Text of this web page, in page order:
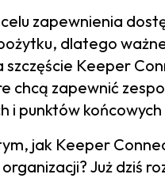
zapewnienia
dlatego
szczęście Keeper
chcą zapewnić
i punktów końcowych
jak Keeper
Już dziś